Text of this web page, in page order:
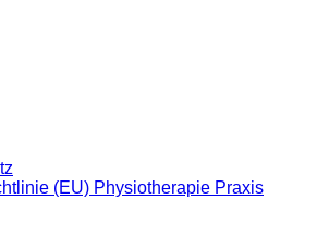
(EU) Physiotherapie Praxis